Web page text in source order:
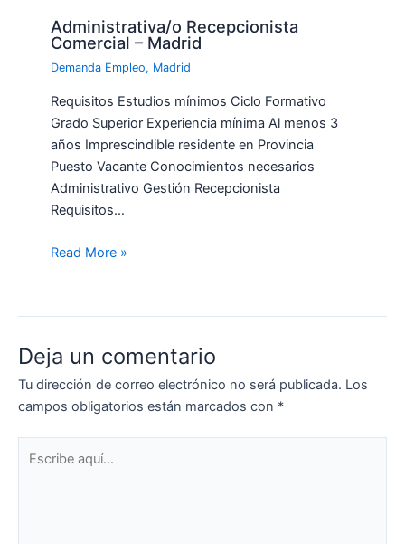
Administrativa/o Recepcionista
Comercial – Madrid
Demanda Empleo, Madrid
Requisitos Estudios mínimos Ciclo Formativo
Grado Superior Experiencia mínima Al menos 3
años Imprescindible residente en Provincia
Puesto Vacante Conocimientos necesarios
Administrativo Gestión Recepcionista
Requisitos…
Read More »
Deja un comentario
Tu dirección de correo electrónico no será publicada. Los
campos obligatorios están marcados con *
aquí...